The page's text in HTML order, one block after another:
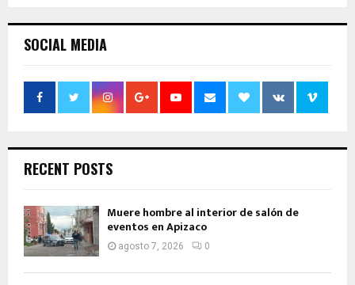
SOCIAL MEDIA
RECENT POSTS
Muere hombre al interior de salón de
eventos en Apizaco
agosto 7, 2026 0